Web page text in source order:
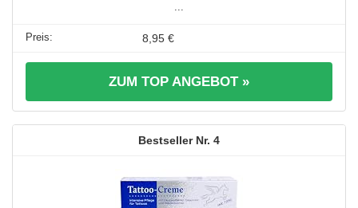
...
8,95 €
ZUM TOP ANGEBOT »
4